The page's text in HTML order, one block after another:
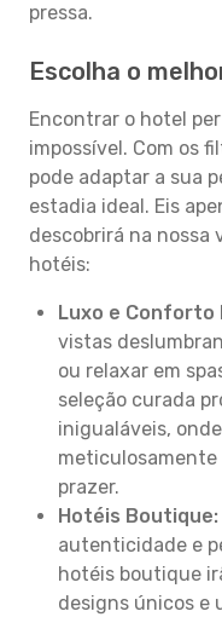
pressa.
Escolha o
Encontrar o hotel
impossível. Com os
pode adaptar a sua
estadia ideal. Eis
descobrirá na nossa
hotéis:
Luxo e Conforto
vistas
ou relaxar em
seleção curada
inigualáveis,
meticulosamente
prazer.
Hotéis Boutique:
autenticidade e
hotéis boutique
designs únicos e